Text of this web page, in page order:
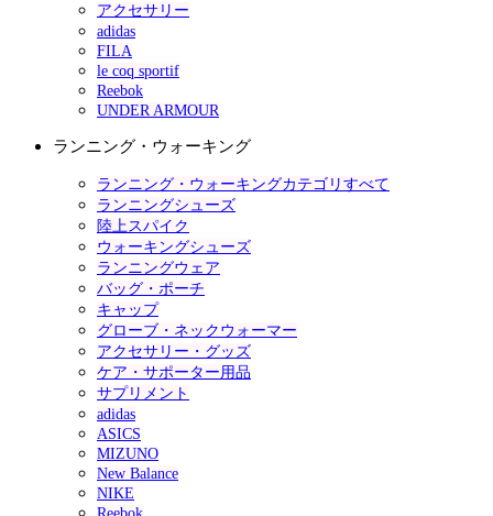
アクセサリー
adidas
FILA
le coq sportif
Reebok
UNDER ARMOUR
ランニング・ウォーキング
ランニング・ウォーキングカテゴリすべて
ランニングシューズ
陸上スパイク
ウォーキングシューズ
ランニングウェア
バッグ・ポーチ
キャップ
グローブ・ネックウォーマー
アクセサリー・グッズ
ケア・サポーター用品
サプリメント
adidas
ASICS
MIZUNO
New Balance
NIKE